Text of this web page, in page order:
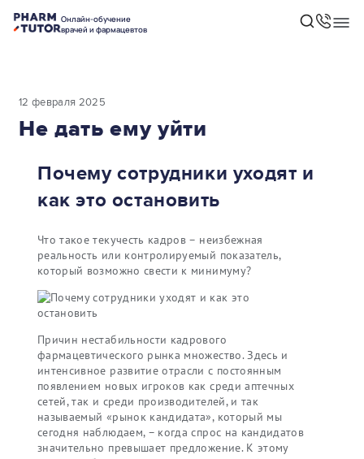
Онлайн-обучение
врачей и фармацевтов
12 февраля 2025
Не дать ему уйти
Почему сотрудники уходят и
как это остановить
Что такое текучесть кадров – неизбежная
реальность или контролируемый показатель,
который возможно свести к минимуму?
Причин нестабильности кадрового
фармацевтического рынка множество. Здесь и
интенсивное развитие отрасли с постоянным
появлением новых игроков как среди аптечных
сетей, так и среди производителей, и так
называемый «рынок кандидата», который мы
сегодня наблюдаем, – когда спрос на кандидатов
значительно превышает предложение. К этому